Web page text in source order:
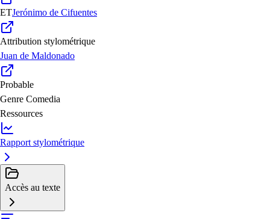
ETJerónimo de Cifuentes
Attribution stylométrique
Juan de Maldonado
Probable
Genre Comedia
Ressources
Rapport stylométrique
Accès au texte